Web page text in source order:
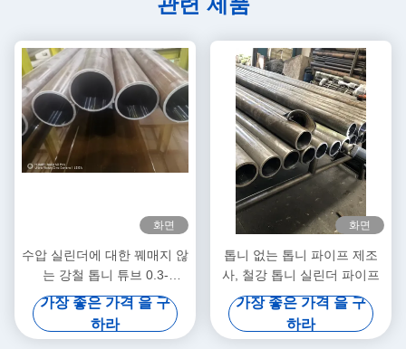
화면
수압 실린더에 대한 꿰매지 않
는 강철 톱니 튜브 0.3-
1mm/m 직성
가장 좋은 가격 을 구
하라
화면
톱니 없는 톱니 파이프 제조
사, 철강 톱니 실린더 파이프
가장 좋은 가격 을 구
하라